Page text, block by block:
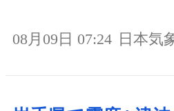
08月09日 07:24 日本気